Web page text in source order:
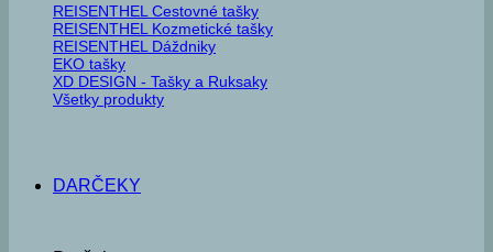
REISENTHEL Cestovné tašky
REISENTHEL Kozmetické tašky
REISENTHEL Dáždniky
EKO tašky
XD DESIGN - Tašky a Ruksaky
Všetky produkty
DARČEKY